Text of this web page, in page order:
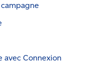
avec Connexion